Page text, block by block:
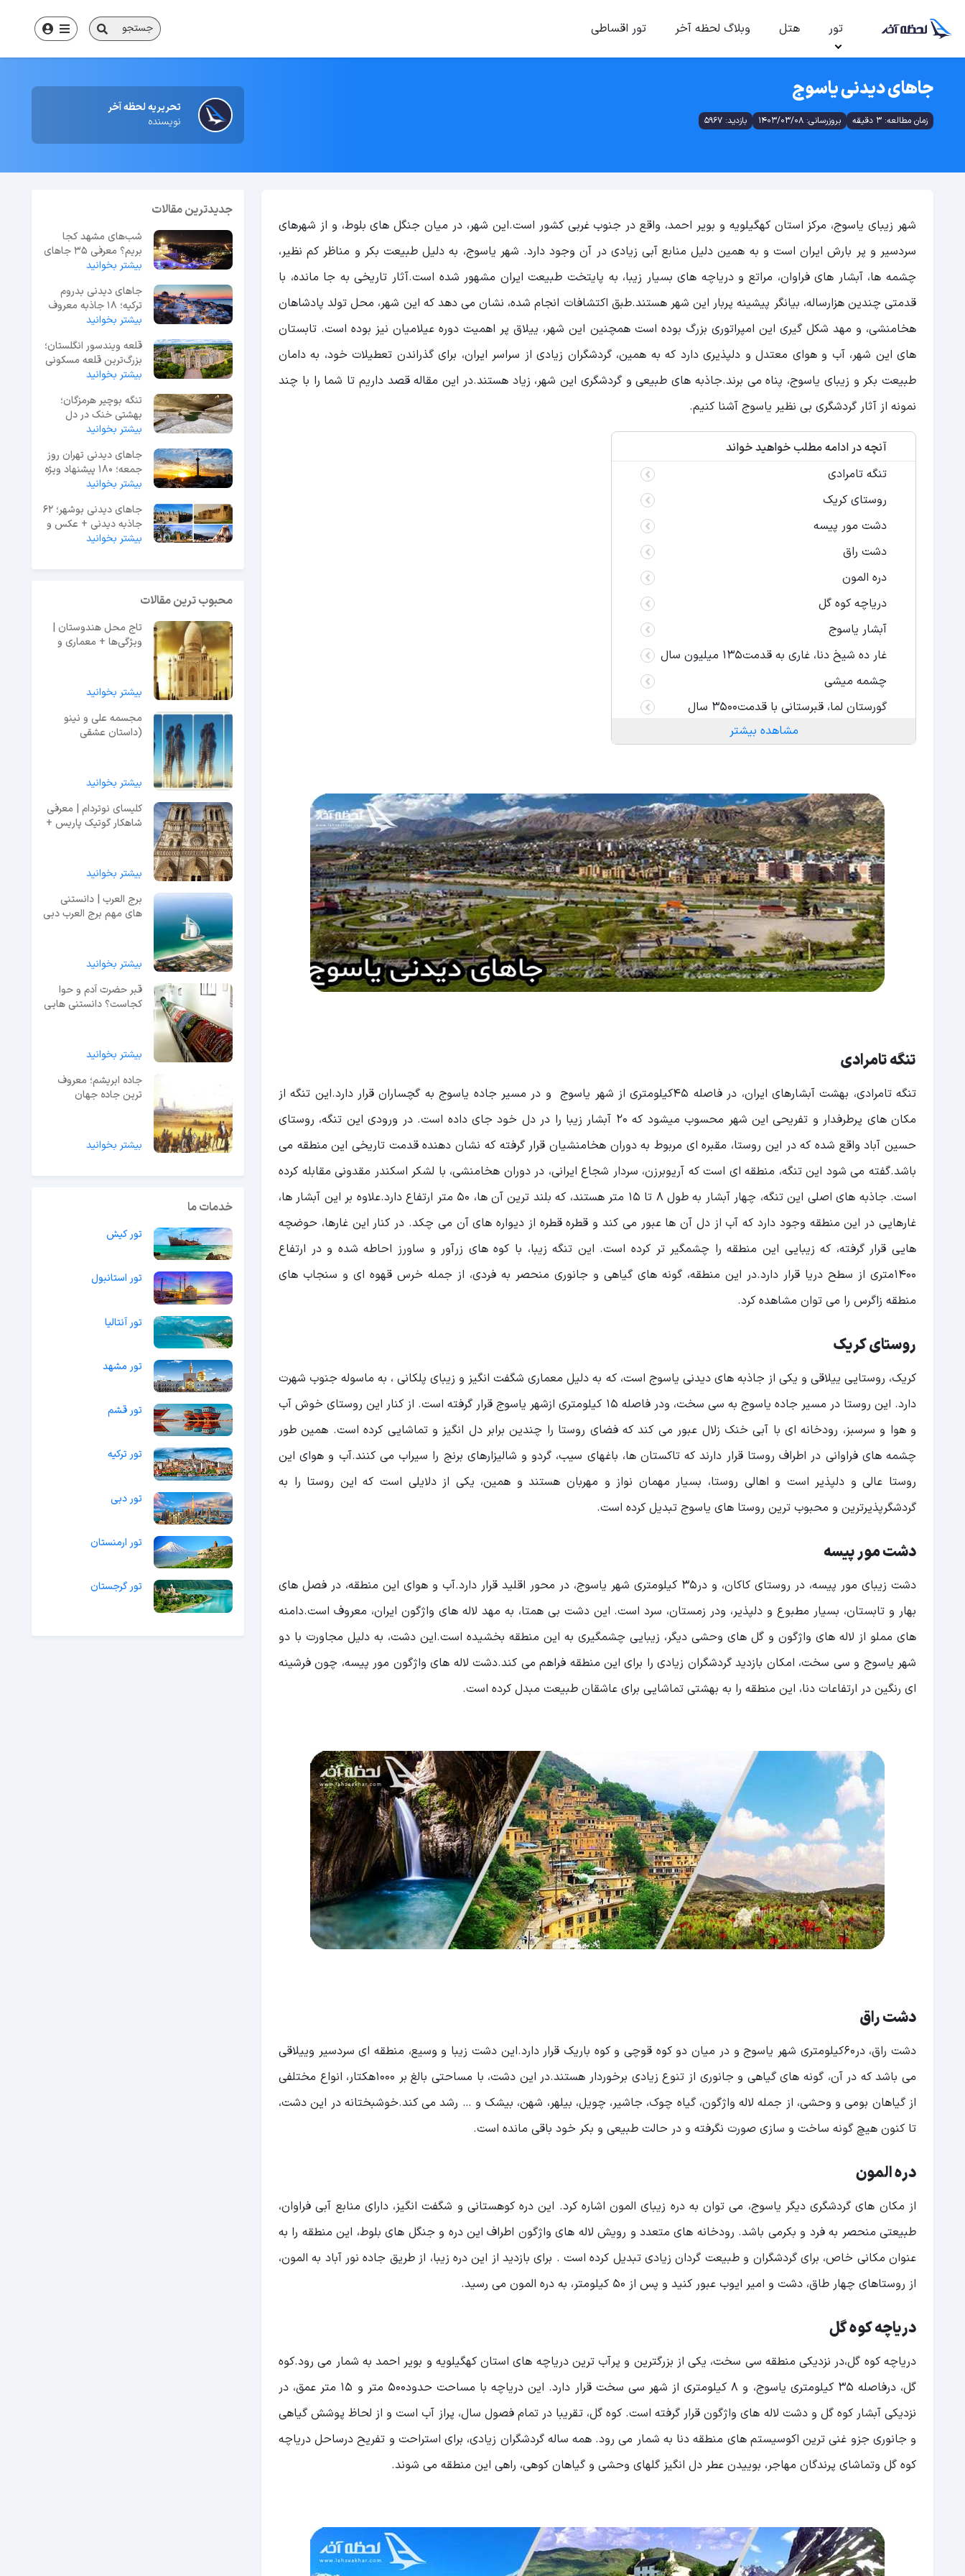
تور هتل وبلاگ لحظه آخر تور اقساطی جستجو
جاهای دیدنی یاسوج
زمان مطالعه: 3 دقیقه بروزرسانی: 1403/03/08 بازدید: 5967
تحریریه لحظه آخر
نویسنده
شهر زیبای یاسوج، مرکز استان کهگیلویه و بویر احمد، واقع در جنوب غربی کشور است‌.این شهر، در میان جنگل های بلوط، و از شهرهای
سردسیر و پر بارش ایران است و به همین دلیل منابع آبی زیادی در آن وجود دارد. شهر یاسوج، به دلیل طبیعت بکر و مناظر کم نظیر،
چشمه ها، آبشار های فراوان، مراتع و دریاچه های بسیار زیبا، به پایتخت طبیعت ایران مشهور شده است.آثار تاریخی به جا مانده، با
قدمتی چندین هزارساله، بیانگر پیشینه پربار این شهر هستند.طبق اکتشافات انجام شده، نشان می دهد که این شهر، محل تولد پادشاهان
هخامنشی، و مهد شکل گیری این امپراتوری بزرگ بوده است همچنین این شهر، ییلاق پر اهمیت دوره عیلامیان نیز بوده است. تابستان
های این شهر، آب و هوای معتدل و دلپذیری دارد که به همین، گردشگران زیادی از سراسر ایران، برای گذراندن تعطیلات خود، به دامان
طبیعت بکر و زیبای یاسوج، پناه می برند.جاذبه های طبیعی و گردشگری این شهر، زیاد هستند.در این مقاله قصد داریم تا شما را با چند
نمونه از آثار گردشگری بی نظیر یاسوج آشنا کنیم.
آنچه در ادامه مطلب خواهید خواند
تنگه تامرادی
روستای کریک
دشت مور پیسه
دشت راق
دره المون
دریاچه کوه گل
آبشار یاسوج
غار ده شیخ دنا، غاری به قدمت۱۳۵ میلیون سال
چشمه میشی
گورستان لما، قبرستانی با قدمت۳۵۰۰ سال
مشاهده بیشتر
تنگه تامرادی
تنگه تامرادی، بهشت آبشارهای ایران، در فاصله ۴۵کیلومتری از شهر یاسوج و در مسیر جاده یاسوج به گچساران قرار دارد.این تنگه از
مکان های پرطرفدار و تفریحی این شهر محسوب میشود که ۲۰ آبشار زیبا را در دل خود جای داده است. در ورودی این تنگه، روستای
حسین آباد واقع شده که در این روستا، مقبره ای مربوط به دوران هخامنشیان قرار گرفته که نشان دهنده قدمت تاریخی این منطقه می
باشد.گفته می شود این تنگه، منطقه ای است که آریوبرزن، سردار شجاع ایرانی، در دوران هخامنشی، با لشکر اسکندر مقدونی مقابله کرده
است. جاذبه های اصلی این تنگه، چهار آبشار به طول ۸ تا ۱۵ متر هستند، که بلند ترین آن ها، ۵۰ متر ارتفاع دارد.علاوه بر این آبشار ها،
غارهایی در این منطقه وجود دارد که آب از دل آن ها عبور می کند و قطره قطره از دیواره های آن می چکد. در کنار این غارها، حوضچه
هایی قرار گرفته، که زیبایی این منطقه را چشمگیر تر کرده است. این تنگه زیبا، با کوه های زرآور و ساورز احاطه شده و در ارتفاع
۱۴۰۰متری از سطح دریا قرار دارد.در این منطقه، گونه های گیاهی و جانوری منحصر به فردی، از جمله خرس قهوه ای و سنجاب های
منطقه زاگرس را می توان مشاهده کرد‌.
روستای کریک
کریک، روستایی ییلاقی و یکی از جاذبه های دیدنی یاسوج است، که به دلیل معماری شگفت انگیز و زیبای پلکانی ، به ماسوله جنوب شهرت
دارد. این روستا در مسیر جاده یاسوج به سی سخت، ودر فاصله ۱۵ کیلومتری ازشهر یاسوج قرار گرفته است. از کنار این روستای خوش آب
و هوا و سرسبز، رودخانه ای با آبی خنک زلال عبور می کند که فضای روستا را چندین برابر دل انگیز و تماشایی کرده است. همین طور
چشمه های فراوانی در اطراف روستا قرار دارند که تاکستان ها، باغهای سیب، گردو و شالیزارهای برنج را سیراب می کنند.آب و هوای این
روستا عالی و دلپذیر است و اهالی روستا، بسیار مهمان نواز و مهربان هستند و همین، یکی از دلایلی است که این روستا را به
گردشگرپذیرترین و محبوب ترین روستا های یاسوج تبدیل کرده است.
دشت مور پیسه
دشت زیبای مور پیسه، در روستای کاکان، و در۳۵ کیلومتری شهر یاسوج، در محور اقلید قرار دارد.آب و هوای این منطقه، در فصل های
بهار و تابستان، بسیار مطبوع و دلپذیر، ودر زمستان، سرد است. این دشت بی همتا، به مهد لاله های واژگون ایران، معروف است.دامنه
های مملو از لاله های واژگون و گل های وحشی دیگر، زیبایی چشمگیری به این منطقه بخشیده است.این دشت، به دلیل مجاورت با دو
شهر یاسوج و سی سخت، امکان بازدید گردشگران زیادی را برای این منطقه فراهم می کند.دشت لاله های واژگون مور پیسه، چون فرشینه
ای رنگین در ارتفاعات دنا، این منطقه را به بهشتی تماشایی برای عاشقان طبیعت مبدل کرده است.
دشت راق
دشت راق، در۶۰کیلومتری شهر یاسوج و در میان دو کوه قوچی و کوه باریک قرار دارد.این دشت زیبا و وسیع، منطقه ای سردسیر وییلاقی
می باشد که در آن، گونه های گیاهی و جانوری از تنوع زیادی برخوردار هستند.در این دشت، با مساحتی بالغ بر ۱۰۰۰هکتار، انواع مختلفی
از گیاهان بومی و وحشی، از جمله لاله واژگون، گیاه چوک، جاشیر، چویل، بیلهر، شهن، بیشک و … رشد می کند.خوشبختانه در این دشت،
تا کنون هیچ گونه ساخت و سازی صورت نگرفته و در حالت طبیعی و بکر خود باقی مانده است.
دره المون
از مکان های گردشگری دیگر یاسوج، می توان به دره زیبای المون اشاره کرد. این دره کوهستانی و شگفت انگیز، دارای منابع آبی فراوان،
طبیعتی منحصر به فرد و بکرمی باشد. رودخانه های متعدد و رویش لاله های واژگون اطراف این دره و جنگل های بلوط، این منطقه را به
عنوان مکانی خاص، برای گردشگران و طبیعت گردان زیادی تبدیل کرده است . برای بازدید از این دره زیبا، از طریق جاده نور آباد به المون،
از روستاهای چهار طاق، دشت و امیر ایوب عبور کنید و پس از ۵۰ کیلومتر، به دره المون می رسید.
دریاچه کوه گل
دریاچه کوه گل،در نزدیکی منطقه سی سخت، یکی از بزرگترین و پرآب ترین دریاچه های استان کهگیلویه و بویر احمد به شمار می رود.کوه
گل، درفاصله ۳۵ کیلومتری یاسوج، و ۸ کیلومتری از شهر سی سخت قرار دارد. این دریاچه با مساحت حدود۵۰۰ متر و ۱۵ متر عمق، در
نزدیکی آبشار کوه گل و دشت لاله های واژگون قرار گرفته‌ است. کوه گل، تقریبا در تمام فصول سال، پراز آب است و از لحاظ پوشش گیاهی
و جانوری جزو غنی ترین اکوسیستم های منطقه دنا به شمار می رود. همه ساله گردشگران زیادی، برای استراحت و تفریح درساحل دریاچه
کوه گل وتماشای پرندگان مهاجر، بوییدن عطر دل انگیز گلهای وحشی و گیاهان کوهی، راهی این منطقه می شوند.
جدیدترین مقالات
شب‌های مشهد کجا
بریم؟ معرفی 35 جاهای
دیدنی مشهد در شب
بیشتر بخوانید
جاهای دیدنی بدروم
ترکیه؛ 18 جاذبه معروف
+ عکس و آدرس
بیشتر بخوانید
قلعه ویندسور انگلستان؛
بزرگ‌ترین قلعه مسکونی
جهان
بیشتر بخوانید
تنگه بوچیر هرمزگان؛
بهشتی خنک در دل
گرمای جنوب ایران
بیشتر بخوانید
جاهای دیدنی تهران روز
جمعه؛ 180 پیشنهاد ویژه
آخر هفته
بیشتر بخوانید
جاهای دیدنی بوشهر؛ 62
جاذبه دیدنی + عکس و
آدرس
بیشتر بخوانید
محبوب ترین مقالات
تاج محل هندوستان |
ویژگی‌ها + معماری و
بیشتر بخوانید
مجسمه علی و نینو
(داستان عشقی
بیشتر بخوانید
کلیسای نوتردام | معرفی
شاهکار گوتیک پاریس +
بیشتر بخوانید
برج العرب | دانستنی
های مهم برج العرب دبی
بیشتر بخوانید
قبر حضرت آدم و حوا
کجاست؟ دانستنی هایی
بیشتر بخوانید
جاده ابریشم؛ معروف
ترین جاده جهان
بیشتر بخوانید
خدمات ما
تور کیش
تور استانبول
تور آنتالیا
تور مشهد
تور قشم
تور ترکیه
تور دبی
تور ارمنستان
تور گرجستان